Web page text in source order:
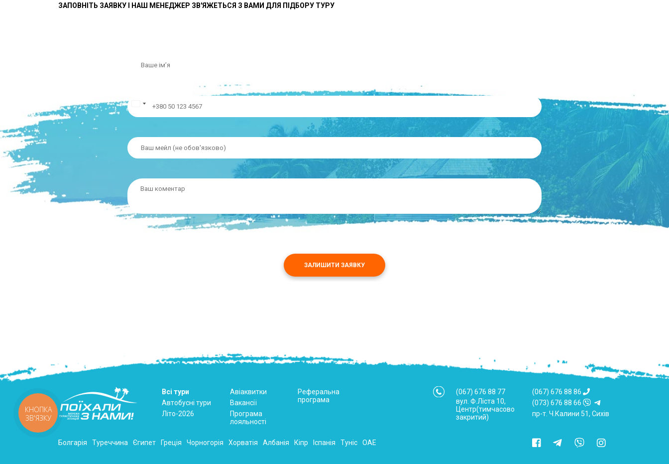
ЗАПОВНІТЬ ЗАЯВКУ І НАШ МЕНЕДЖЕР ЗВ'ЯЖЕТЬСЯ З ВАМИ ДЛЯ ПІДБОРУ ТУРУ
ЗАЛИШИТИ ЗАЯВКУ
Всі тури
Автобусні тури
Літо-2026
Авіаквитки
Вакансії
Програма
лояльності
Реферальна
програма
(067) 676 88 77
вул. Ф.Ліста 10,
Центр(тимчасово
закритий)
(067) 676 88 86
(073) 676 88 66
пр-т. Ч.Калини 51, Сихів
Болгарія Туреччина Єгипет Греція Чорногорія Хорватія Албанія Кіпр Іспанія Туніс ОАЕ
КНОПКА
ЗВ'ЯЗКУ